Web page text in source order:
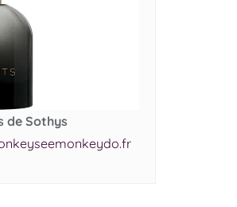
de Sothys